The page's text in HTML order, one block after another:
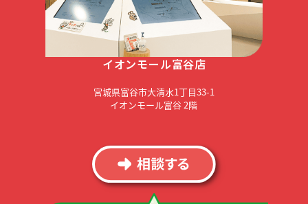
イオンモール富谷店
宮城県富谷市大清水1丁目33-1
イオンモール富谷 2階